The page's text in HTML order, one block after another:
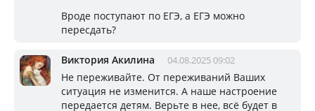
Вроде поступают по ЕГЭ, а ЕГЭ можно
пересдать?
Виктория Акилина 04.08.2025 09:02
Не переживайте. От переживаний Ваших
ситуация не изменится. А наше настроение
передается детям. Верьте в нее, всё будет в